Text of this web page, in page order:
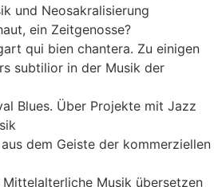
und Neosakralisierung
ein Zeitgenosse?
qui bien chantera. Zu einigen
subtilior in der Musik der
Blues. Über Projekte mit Jazz
dem Geiste der kommerziellen
Mittelalterliche Musik übersetzen